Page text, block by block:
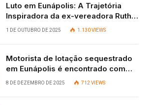
Luto em Eunápolis: A Trajetória
Inspiradora da ex-vereadora Ruth
Contadora
1 DE OUTUBRO DE 2025 1.130VIEWS
Motorista de lotação sequestrado
em Eunápolis é encontrado com
vida após quatro dias.
8 DE DEZEMBRO DE 2025 712 VIEWS